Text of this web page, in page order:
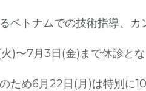
ベトナムでの技術指導、カ
)〜7月3日(金)まで休診とな
ため6月22日(月)は特別に